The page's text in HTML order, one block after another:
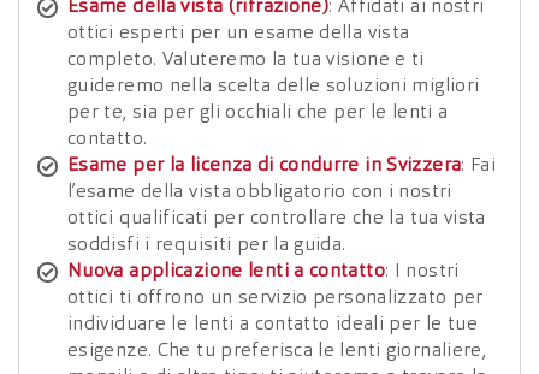
Esame della vista (rifrazione): Affidati ai nostri
ottici esperti per un esame della vista
completo. Valuteremo la tua visione e ti
guideremo nella scelta delle soluzioni migliori
per te, sia per gli occhiali che per le lenti a
contatto.
Esame per la licenza di condurre in Svizzera: Fai
l’esame della vista obbligatorio con i nostri
ottici qualificati per controllare che la tua vista
soddisfi i requisiti per la guida.
Nuova applicazione lenti a contatto: I nostri
ottici ti offrono un servizio personalizzato per
individuare le lenti a contatto ideali per le tue
esigenze. Che tu preferisca le lenti giornaliere,